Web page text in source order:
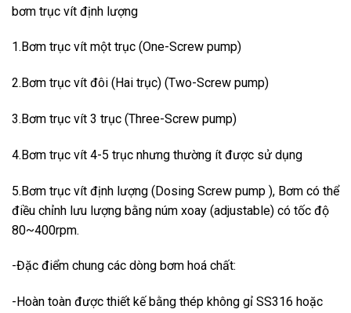
bơm trục vít định lượng
1.Bơm trục vít một trục (One-Screw pump)
2.Bơm trục vít đôi (Hai trục) (Two-Screw pump)
3.Bơm trục vít 3 trục (Three-Screw pump)
4.Bơm trục vít 4-5 trục nhưng thường ít được sử dụng
5.Bơm trục vít định lượng (Dosing Screw pump ), Bơm có thể
điều chỉnh lưu lượng bằng núm xoay (adjustable) có tốc độ
80~400rpm.
-Đặc điểm chung các dòng bơm hoá chất:
-Hoàn toàn được thiết kế bằng thép không gỉ SS316 hoặc